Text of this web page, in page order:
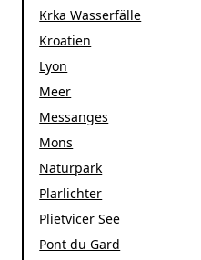
Krka Wasserfälle
Kroatien
Lyon
Meer
Messanges
Mons
Naturpark
Plarlichter
Plietvicer See
Pont du Gard